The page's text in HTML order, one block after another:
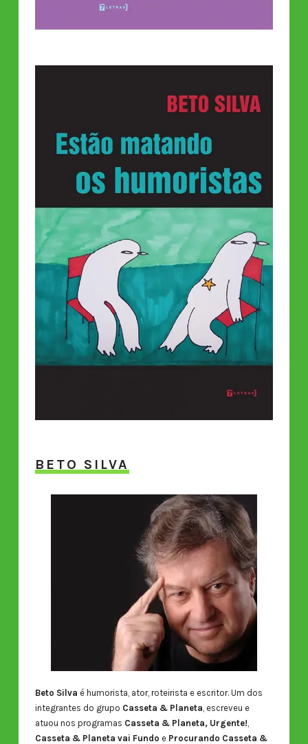
BETO SILVA
Beto Silva é humorista, ator, roteirista e escritor. Um dos
integrantes do grupo Casseta & Planeta , escreveu e
atuou nos programas Casseta & Planeta, Urgente!
Casseta & Planeta vai Fundo e Procurando Casseta &